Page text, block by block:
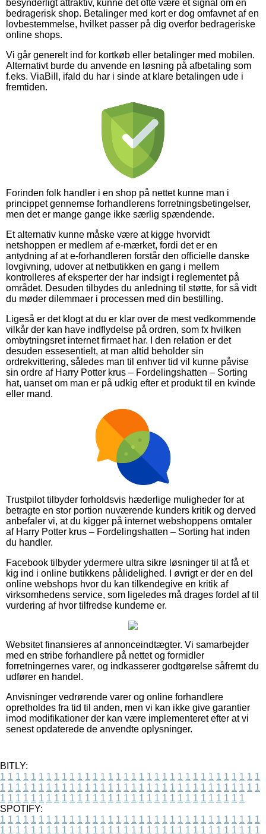
besynderligt attraktiv, kunne det ofte være et signal om en
bedragerisk shop. Betalinger med kort er dog omfavnet af en
lovbestemmelse, hvilket passer på dig overfor bedrageriske
online shops.
Vi går generelt ind for kortkøb eller betalinger med mobilen.
Alternativt burde du anvende en løsning på afbetaling som
f.eks. ViaBill, ifald du har i sinde at klare betalingen ude i
fremtiden.
Forinden folk handler i en shop på nettet kunne man i
princippet gennemse forhandlerens forretningsbetingelser,
men det er mange gange ikke særlig spændende.
Et alternativ kunne måske være at kigge hvorvidt
netshoppen er medlem af e-mærket, fordi det er en
antydning af at e-forhandleren forstår den officielle danske
lovgivning, udover at netbutikken en gang i mellem
kontrolleres af eksperter der har indsigt i reglementet på
området. Desuden tilbydes du anledning til støtte, for så vidt
du møder dilemmaer i processen med din bestilling.
Ligeså er det klogt at du er klar over de mest vedkommende
vilkår der kan have indflydelse på ordren, som fx hvilken
ombytningsret internet firmaet har. I den relation er det
desuden essesentielt, at man altid beholder sin
ordrekvittering, således man til enhver tid vil kunne påvise
sin ordre af Harry Potter krus – Fordelingshatten – Sorting
hat, uanset om man er på udkig efter et produkt til en kvinde
eller mand.
Trustpilot tilbyder forholdsvis hæderlige muligheder for at
betragte en stor portion nuværende kunders kritik og derved
anbefaler vi, at du kigger på internet webshoppens omtaler
af Harry Potter krus – Fordelingshatten – Sorting hat inden
du handler.
Facebook tilbyder ydermere ultra sikre løsninger til at få et
kig ind i online butikkens pålidelighed. I øvrigt er der en del
online webshops hvor du kan tilkendegive en kritik af
virksomhedens service, som ligeledes må drages fordel af til
vurdering af hvor tilfredse kunderne er.
Websitet finansieres af annonceindtægter. Vi samarbejder
med en stribe forhandlere på nettet og formidler
forretningernes varer, og indkasserer godtgørelse såfremt du
udfører en handel.
Anvisninger vedrørende varer og online forhandlere
opretholdes fra tid til anden, men vi kan ikke give garantier
imod modifikationer der kan være implementeret efter at vi
senest opdaterede de anvendte oplysninger.
BITLY:
1 1 1 1 1 1 1 1 1 1 1 1 1 1 1 1 1 1 1 1 1 1 1 1 1 1 1 1 1 1 1 1 1 1
1 1 1 1 1 1 1 1 1 1 1 1 1 1 1 1 1 1 1 1 1 1 1 1 1 1 1 1 1 1 1 1 1 1
1 1 1 1 1 1 1 1 1 1 1 1 1 1 1 1 1 1 1 1 1 1 1 1 1 1 1 1 1 1 1 1
SPOTIFY:
1 1 1 1 1 1 1 1 1 1 1 1 1 1 1 1 1 1 1 1 1 1 1 1 1 1 1 1 1 1 1 1 1 1
1 1 1 1 1 1 1 1 1 1 1 1 1 1 1 1 1 1 1 1 1 1 1 1 1 1 1 1 1 1 1 1 1 1